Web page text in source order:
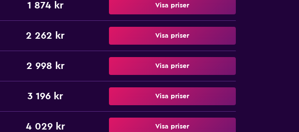
1 874 kr Visa priser
2 262 kr Visa priser
2 998 kr Visa priser
3 196 kr Visa priser
4 029 kr Visa priser